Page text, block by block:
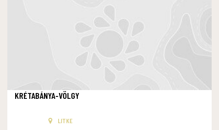
KRÉTABÁNYA-VÖLGY
LITKE